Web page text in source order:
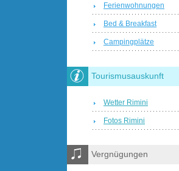
Ferienwohnungen
Bed & Breakfast
Campingplätze
Tourismusauskunft
Wetter Rimini
Fotos Rimini
Vergnügungen